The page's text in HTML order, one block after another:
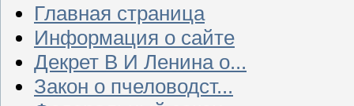
Главная страница
Информация о сайте
Декрет В И Ленина о...
Закон о пчеловодст...